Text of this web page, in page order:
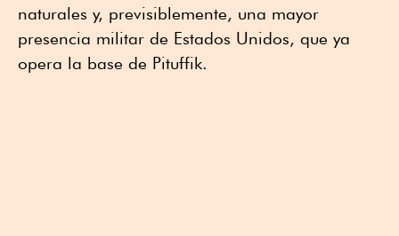
naturales y, previsiblemente, una mayor
presencia militar de Estados Unidos, que ya
opera la base de Pituffik.